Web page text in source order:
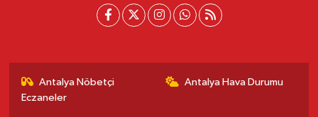
Antalya Nöbetçi
Eczaneler
Antalya Hava Durumu